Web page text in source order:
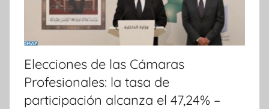
Elecciones de las Cámaras
Profesionales: la tasa de
participación alcanza el 47,24% –